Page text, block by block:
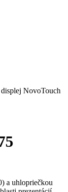
NovoTouch
a uhlopriečkou